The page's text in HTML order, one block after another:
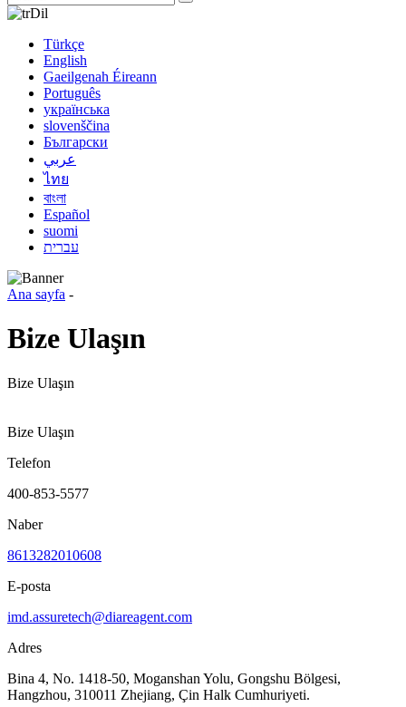
Dil
Türkçe
English
Gaeilgenah Éireann
Português
українська
slovenščina
Български
عربي
ไทย
বাংলা
Español
suomi
עברית
Ana sayfa -
Bize Ulaşın
Bize Ulaşın
Bize Ulaşın
Telefon
400-853-5577
Naber
8613282010608
E-posta
imd.assuretech@diareagent.com
Adres
Bina 4, No. 1418-50, Moganshan Yolu, Gongshu Bölgesi,
Hangzhou, 310011 Zhejiang, Çin Halk Cumhuriyeti.